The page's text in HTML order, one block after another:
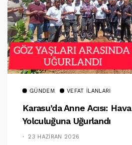
GÜNDEM VEFAT İLANLARI
Karasu’da Anne Acısı:
Yolculuğuna Uğurlandı
23 HAZIRAN 2026